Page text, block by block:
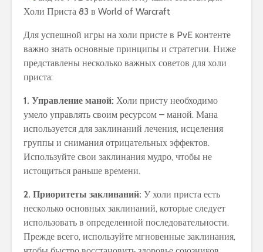
Для успешной игры на холи присте в PvE контенте
важно знать основные принципы и стратегии. Ниже
представлены несколько важных советов для холи
приста:
1. Управление маной: Холи присту необходимо
умело управлять своим ресурсом – маной. Мана
используется для заклинаний лечения, исцеления
группы и снимания отрицательных эффектов.
Используйте свои заклинания мудро, чтобы не
истощиться раньше времени.
2. Приоритеты заклинаний: У холи приста есть
несколько основных заклинаний, которые следует
использовать в определенной последовательности.
Прежде всего, используйте мгновенные заклинания,